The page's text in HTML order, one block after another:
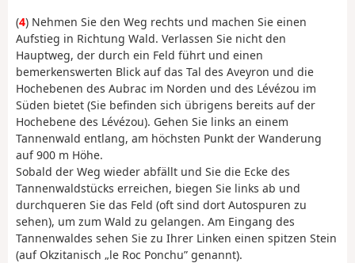
(4) Nehmen Sie den Weg rechts und machen Sie einen
Aufstieg in Richtung Wald. Verlassen Sie nicht den
Hauptweg, der durch ein Feld führt und einen
bemerkenswerten Blick auf das Tal des Aveyron und die
Hochebenen des Aubrac im Norden und des Lévézou im
Süden bietet (Sie befinden sich übrigens bereits auf der
Hochebene des Lévézou). Gehen Sie links an einem
Tannenwald entlang, am höchsten Punkt der Wanderung
auf 900 m Höhe.
Sobald der Weg wieder abfällt und Sie die Ecke des
Tannenwaldstücks erreichen, biegen Sie links ab und
durchqueren Sie das Feld (oft sind dort Autospuren zu
sehen), um zum Wald zu gelangen. Am Eingang des
Tannenwaldes sehen Sie zu Ihrer Linken einen spitzen Stein
(auf Okzitanisch „le Roc Ponchu” genannt).